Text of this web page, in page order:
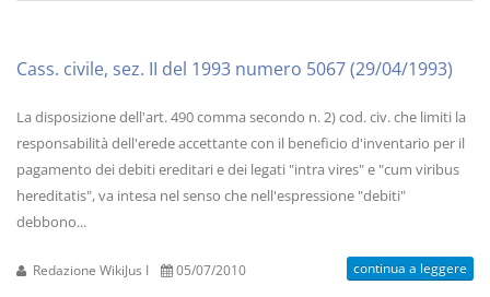
Cass. civile, sez. II del 1993 numero 5067 (29/04/1993)
La disposizione dell'art. 490 comma secondo n. 2) cod. civ. che limiti la
responsabilità dell'erede accettante con il beneficio d'inventario per il
pagamento dei debiti ereditari e dei legati "intra vires" e "cum viribus
hereditatis", va intesa nel senso che nell'espressione "debiti"
debbono...
Redazione WikiJus I 05/07/2010 continua a leggere